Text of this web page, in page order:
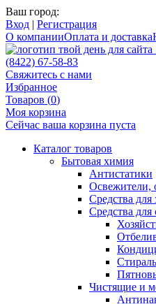
Ваш город:
Вход | Регистрация
О компанииОплата и доставка
(8422) 67-58-83
Свяжитесь с нами
Избранное
Товаров (0)
Моя корзина
Сейчас ваша корзина пуста
Каталог товаров
Бытовая химия
Антистатики
Освежители,
Средства
Средства для
Чистящие и